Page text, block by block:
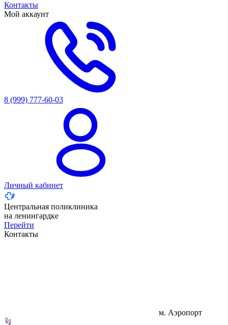
Контакты
Мой аккаунт
8 (999) 777-60-03
Личный кабинет
Центральная поликлиника
на ленингардке
Перейти
Контакты
м. Аэропорт